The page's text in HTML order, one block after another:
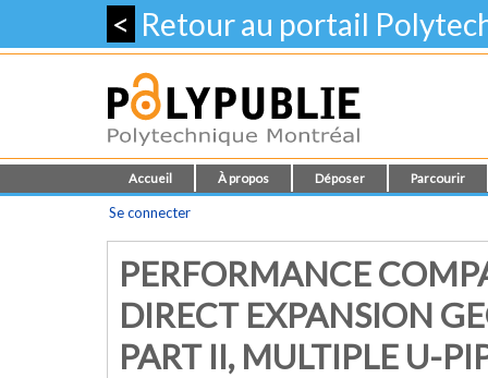
< Retour au portail
Accueil À propos Déposer Parcourir
Se connecter
PERFORMANCE
DIRECT EXPANSION
PART II, MULTIPLE U-